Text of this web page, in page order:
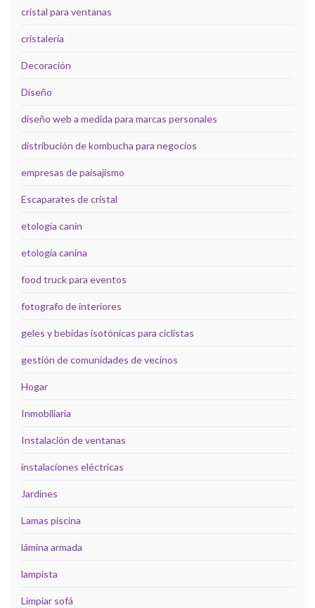
cristal para ventanas
cristalería
Decoración
Diseño
diseño web a medida para marcas personales
distribución de kombucha para negocios
empresas de paisajismo
Escaparates de cristal
etología canin
etología canina
food truck para eventos
fotografo de interiores
geles y bebidas isotónicas para ciclistas
gestión de comunidades de vecinos
Hogar
Inmobiliaria
Instalación de ventanas
instalaciones eléctricas
Jardines
Lamas piscina
lámina armada
lampista
Limpiar sofá